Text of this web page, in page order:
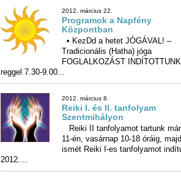
2012. március 22.
Programok a Napfény
Központban
• KezDd a hetet JÓGÁVAL! –
Tradicionális (Hatha) jóga
FOGLALKOZÁST INDÍTOTTUNK hétfő
reggel 7.30-9.00...
2012. március 8.
Reiki I. és II. tanfolyam
Szentmihályon
Reiki II tanfolyamot tartunk
11-én, vasárnap 10-18 óráig,
ismét Reiki I-es tanfolyamot
2012....